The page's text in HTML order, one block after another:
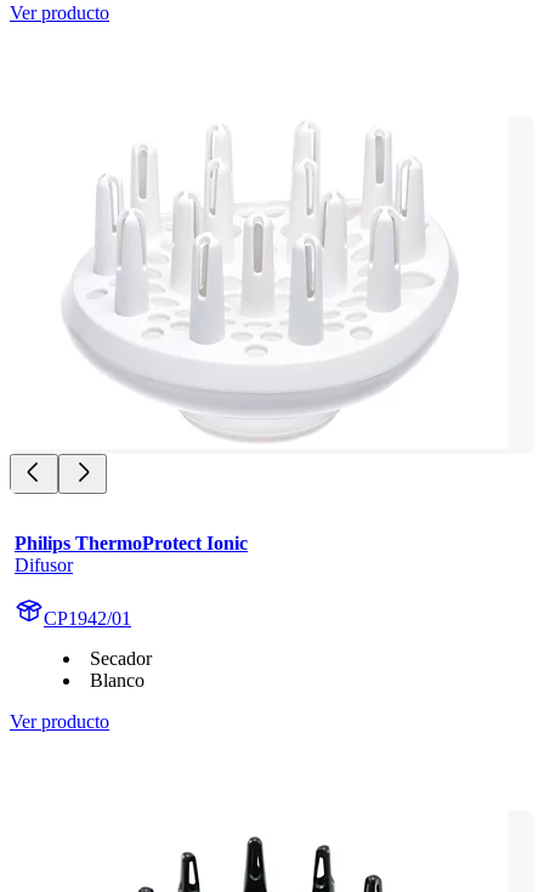
Ver producto
Philips ThermoProtect Ionic
Difusor
CP1942/01
Secador
Blanco
Ver producto